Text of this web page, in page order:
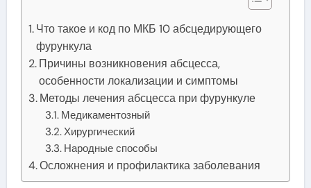
Что такое и код по МКБ 10 абсцедирующего
фурункула
Причины возникновения абсцесса,
особенности локализации и симптомы
Методы лечения абсцесса при фурункуле
Медикаментозный
Хирургический
Народные способы
Осложнения и профилактика заболевания